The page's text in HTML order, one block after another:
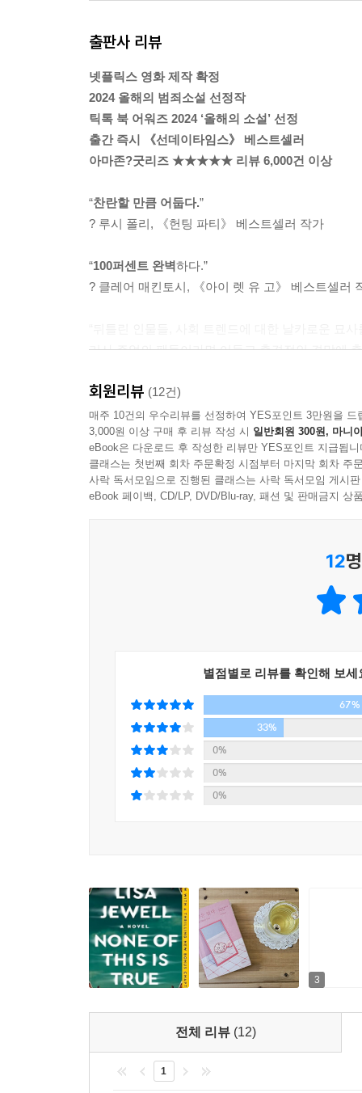
출판사 리뷰
넷플릭스 영화 제작 확정
2024 올해의 범죄소설 선정작
틱톡 북 어워즈 2024 ‘올해의 소설’ 선정
출간 즉시 《선데이타임스》 베스트셀러
아마존?굿리즈 ★★★★★ 리뷰 6,000건 이상
“찬란할 만큼 어둡다.”
? 루시 폴리, 《헌팅 파티》 베스트셀러 작가
“100퍼센트 완벽하다.”
? 클레어 매킨토시, 《아이 렛 유 고》 베스트셀러
리사 주얼의 팬들이라면 어둡고 충격적인 결말에
“첫 장부터 마지막까지 완전히 빠져들었다.
지난 10년간 읽은 스릴러 중 가장 독창적이고 전개
- 『올리버의 재구성』 저자 리즈 뉴전트 -
“마지막 페이지까지 읽어야 한다.
“소설 속 팟캐스트가 끝나면, 당신의 삶은 이전으
써내는 작가임을 충분히 짐작할 수 있을 것이다.
보이던 첫인상과 달리 점점 불편하고 충격적인
욕망과 후회 사이에서 갈등하던 알릭스는 결국
“솔직하게 말하면, 일상이 지루했던 것 같아요.
마침 조시가 나타나서 그런 심각한 이야기들을
누가 거짓말을 하고 있는가. 아니면 정말로 모든 것
잔혹한 진실 게임이 되어버린 트루 크라임 팟캐스
조시의 삶은 이상할 만큼 기묘하고 어딘가 불안
없이 소설에 빠져들게 한다.
모두 가스라이팅의 달인다운 모습이라고, 다 연
회원리뷰 (12건)
매주 10건의 우수리뷰를 선정하여 YES포인트 3만원을 드
3,000원 이상 구매 후 리뷰 작성 시 일반회원 300원, 마니
eBook은 다운로드 후 작성한 리뷰만 YES포인트 지급됩니
클래스는 첫번째 회차 주문확정 시점부터 마지막 회차 주
사락 독서모임으로 진행된 클래스는 사락 독서모임 게시
eBook 페이백, CD/LP, DVD/Blu-ray, 패션 및 판매금지 상
12
별점별로 리뷰를 확인해 보세
67%
33%
0%
0%
0%
3
전체 리뷰 (12)
1